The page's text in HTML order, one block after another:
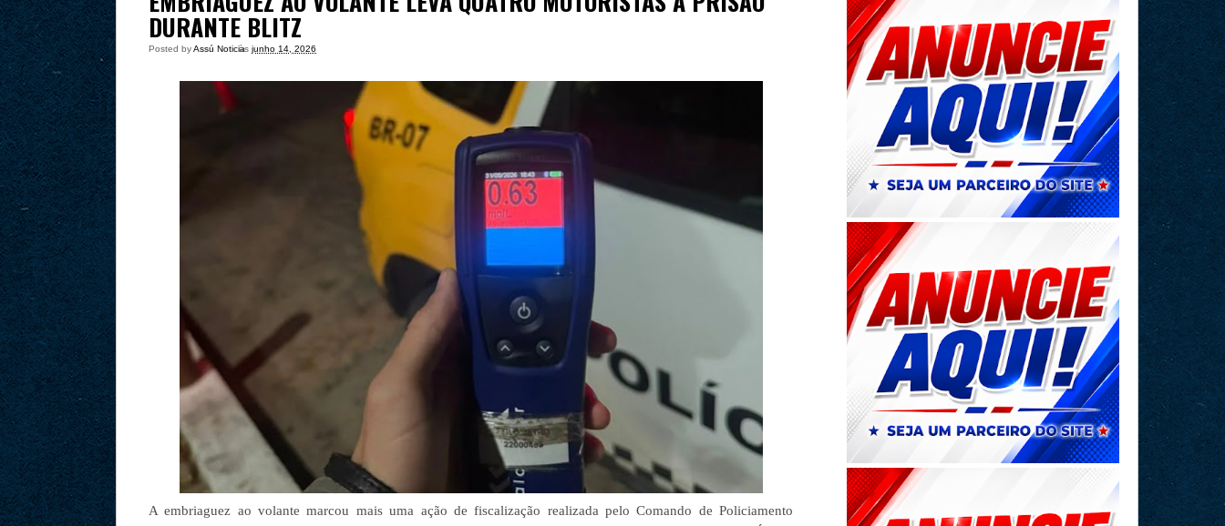
DURANTE BLITZ
Posted byAssú Noticia
às junho 14, 2026
A embriaguez ao volante marcou mais uma ação de fiscalização realizada pelo Comando de Policiamento